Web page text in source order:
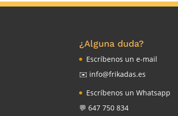
¿Alguna duda?
Escríbenos un e-mail
✉️ info@frikadas.es
Escríbenos un Whatsapp
💬 647 750 834